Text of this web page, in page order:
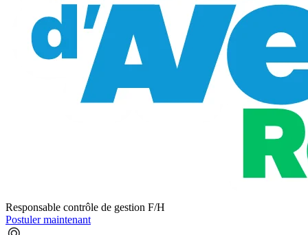
Responsable contrôle de gestion F/H
Postuler maintenant